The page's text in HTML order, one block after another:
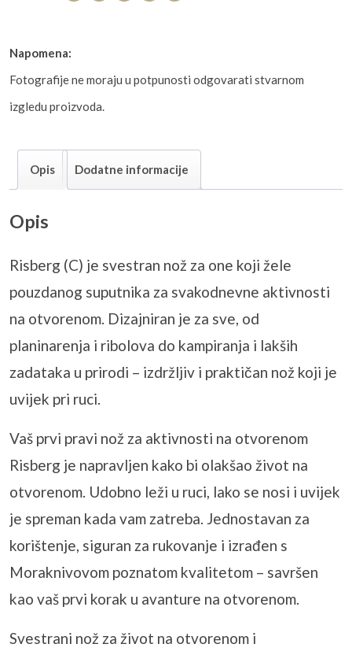
Napomena:
Fotografije ne moraju u potpunosti odgovarati stvarnom
izgledu proizvoda.
Opis Dodatne informacije
Opis
Risberg (C) je svestran nož za one koji žele
pouzdanog suputnika za svakodnevne aktivnosti
na otvorenom. Dizajniran je za sve, od
planinarenja i ribolova do kampiranja i lakših
zadataka u prirodi – izdržljiv i praktičan nož koji je
uvijek pri ruci.
Vaš prvi pravi nož za aktivnosti na otvorenom
Risberg je napravljen kako bi olakšao život na
otvorenom. Udobno leži u ruci, lako se nosi i uvijek
je spreman kada vam zatreba. Jednostavan za
korištenje, siguran za rukovanje i izrađen s
Moraknivovom poznatom kvalitetom – savršen
kao vaš prvi korak u avanture na otvorenom.
Svestrani nož za život na otvorenom i